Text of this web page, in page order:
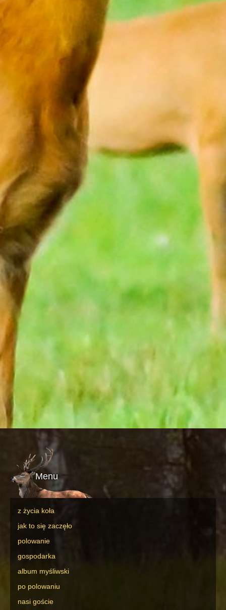
Menu
z życia koła
jak to się zaczęło
polowanie
gospodarka
album myśliwski
po polowaniu
nasi goście